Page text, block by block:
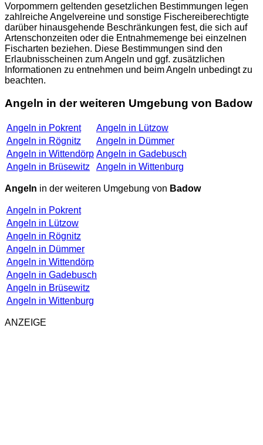
Vorpommern geltenden gesetzlichen Bestimmungen legen
zahlreiche Angelvereine und sonstige Fischereiberechtigte
darüber hinausgehende Beschränkungen fest, die sich auf
Artenschonzeiten oder die Entnahmemenge bei einzelnen
Fischarten beziehen. Diese Bestimmungen sind den
Erlaubnisscheinen zum Angeln und ggf. zusätzlichen
Informationen zu entnehmen und beim Angeln unbedingt zu
beachten.
Angeln in der weiteren Umgebung von Badow
Angeln in Pokrent
Angeln in Lützow
Angeln in Rögnitz
Angeln in Dümmer
Angeln in Wittendörp Angeln in Gadebusch
Angeln in Brüsewitz
Angeln in Wittenburg
Angeln in der weiteren Umgebung von Badow
Angeln in Pokrent
Angeln in Lützow
Angeln in Rögnitz
Angeln in Dümmer
Angeln in Wittendörp
Angeln in Gadebusch
Angeln in Brüsewitz
Angeln in Wittenburg
ANZEIGE